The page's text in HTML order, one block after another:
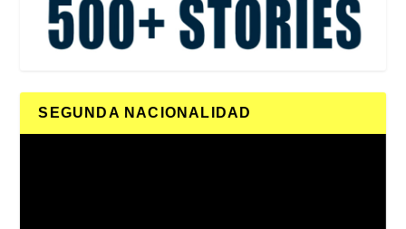
SEGUNDA NACIONALIDAD